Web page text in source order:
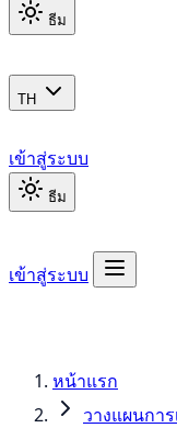
ธีม
TH
เข้าสู่ระบบ
ธีม
เข้าสู่ระบบ
หน้าแรก
วางแผนกา